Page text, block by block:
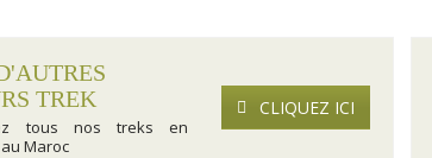
TREK
tous nos treks en
Maroc
CLIQUEZ ICI